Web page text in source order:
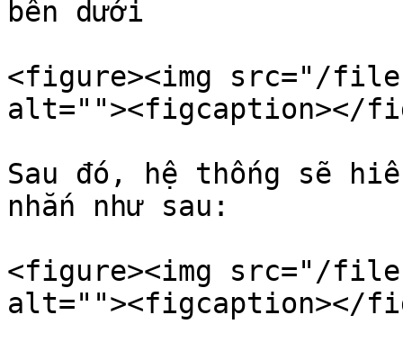
bên dưới
<figure><img src="/
alt=""><figcaption></
Sau đó, hệ thống sẽ
nhắn như sau:
<figure><img src="/
alt=""><figcaption></